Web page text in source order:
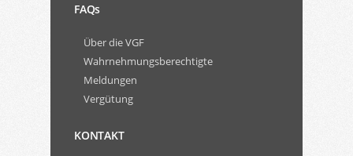
FAQs
Über die VGF
Wahrnehmungsberechtigte
Meldungen
Vergütung
KONTAKT